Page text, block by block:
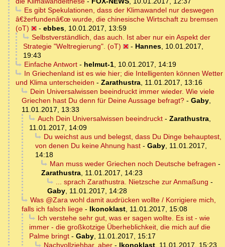
Es gibt Spekulationen, dass der Klimawandel nur deswegen
â€žerfundenâ€œ wurde, die chinesische Wirtschaft zu bremsen
(oT)
- ebbes, 10.01.2017, 13:59
Selbstverständlich, das auch. Ist aber nur ein Aspekt der
Strategie "Weltregierung". (oT)
- Hannes, 10.01.2017,
19:43
Einfache Antwort- helmut-1, 10.01.2017, 14:19
In Griechenland ist es wie hier; die Intelligenten können Wetter
und Klima unterscheiden - Zarathustra, 11.01.2017, 13:16
Dein Universalwissen beeindruckt immer wieder. Wie viele
Griechen hast Du denn für Deine Aussage befragt? - Gaby,
11.01.2017, 13:33
Auch Dein Universalwissen beeindruckt- Zarathustra,
11.01.2017, 14:09
Du weichst aus und belegst, dass Du Dinge behauptest,
von denen Du keine Ahnung hast - Gaby, 11.01.2017,
14:18
Man muss weder Griechen noch Deutsche befragen -
Zarathustra, 11.01.2017, 14:23
... sprach Zarathustra. Nietzsche zur Anmaßung -
Gaby, 11.01.2017, 14:28
Was @Zara wohl damit audrücken wollte / Korrigiere mich,
falls ich falsch liege - Ikonoklast, 11.01.2017, 15:08
Ich verstehe sehr gut, was er sagen wollte. Es ist - wie
immer - die großkotzige Überheblichkeit, die mich auf die
Palme bringt - Gaby, 11.01.2017, 15:17
Nachvollziehbar, aber- Ikonoklast, 11.01.2017, 15:23